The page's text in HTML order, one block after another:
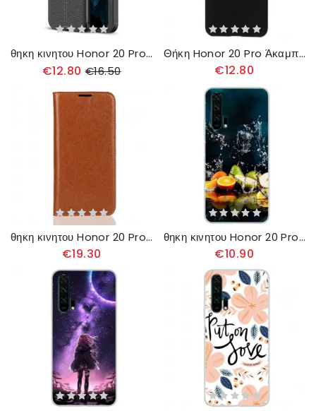
θηκη κινητου Honor 20 Pro Δερμάτινο Εφέ Litchi Διπλής Γραμμής
€12.80 €16.50
Θήκη Honor 20 Pro Άκαμπτο Κλασικό
€12.80
θηκη κινητου Honor 20 Pro Θήκη Flip Παλαιωμένο Γνήσιο Δέρμα
€19.30
θηκη κινητου Honor 20 Pro Πιτσιλιά Εσπεριδοειδών
€10.90